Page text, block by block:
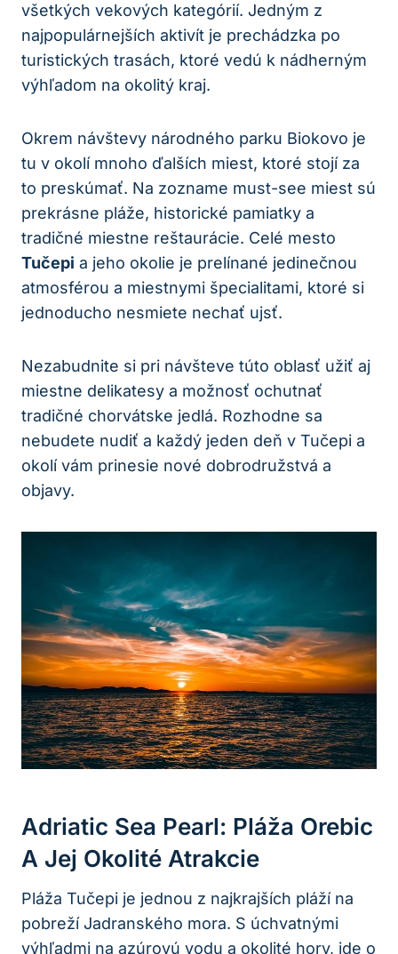
všetkých vekových kategórií. Jedným z
najpopulárnejších aktivít je prechádzka po
turistických trasách, ktoré vedú k nádherným
výhľadom na okolitý kraj.
Okrem návštevy národného parku Biokovo je
tu v okolí mnoho ďalších miest, ktoré stojí za
to preskúmať. Na zozname must-see miest sú
prekrásne pláže, historické pamiatky a
tradičné miestne reštaurácie. Celé mesto
Tučepi a jeho okolie je prelínané jedinečnou
atmosférou a miestnymi špecialitami, ktoré si
jednoducho nesmiete nechať ujsť.
Nezabudnite si pri návšteve túto oblasť užiť aj
miestne delikatesy a možnosť ochutnať
tradičné chorvátske jedlá. Rozhodne sa
nebudete nudiť a každý jeden deň v Tučepi a
okolí vám prinesie nové dobrodružstvá a
objavy.
Adriatic Sea Pearl: Pláža Orebic
A Jej Okolité Atrakcie
Pláža Tučepi je jednou z najkrajších pláží na
pobreží Jadranského mora. S úchvatnými
výhľadmi na azúrovú vodu a okolité hory, ide o